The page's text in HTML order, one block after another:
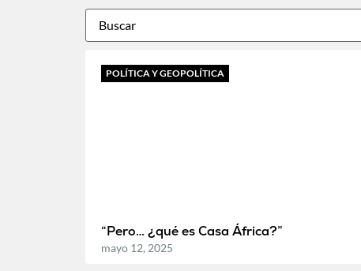
POLÍTICA Y GEOPOLÍTICA
“Pero… ¿qué es Casa África?”
mayo 12, 2025